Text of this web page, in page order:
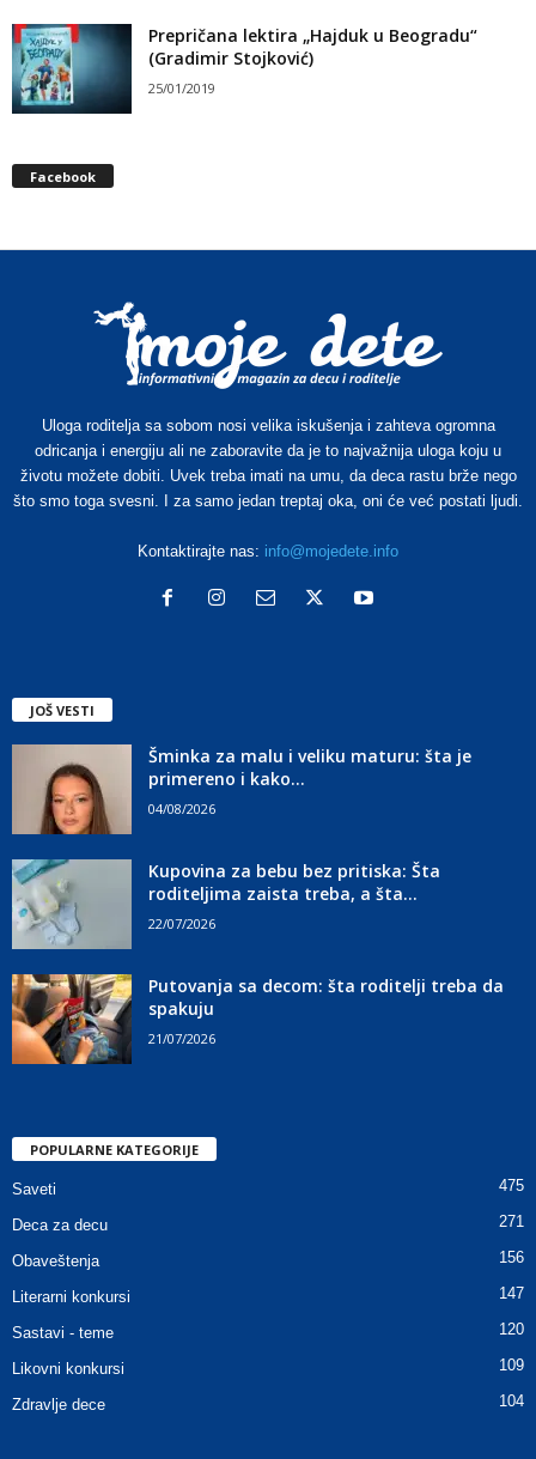
Prepričana lektira „Hajduk u Beogradu“
(Gradimir Stojković)
25/01/2019
Facebook
Uloga roditelja sa sobom nosi velika iskušenja i zahteva ogromna
odricanja i energiju ali ne zaboravite da je to najvažnija uloga koju u
životu možete dobiti. Uvek treba imati na umu, da deca rastu brže nego
što smo toga svesni. I za samo jedan treptaj oka, oni će već postati ljudi.
Kontaktirajte nas: info@mojedete.info
JOŠ VESTI
Šminka za malu i veliku maturu: šta je
primereno i kako...
04/08/2026
Kupovina za bebu bez pritiska: Šta
roditeljima zaista treba, a šta...
22/07/2026
Putovanja sa decom: šta roditelji treba da
spakuju
21/07/2026
POPULARNE KATEGORIJE
Saveti 475
Deca za decu 271
Obaveštenja 156
Literarni konkursi 147
Sastavi - teme 120
Likovni konkursi 109
Zdravlje dece 104